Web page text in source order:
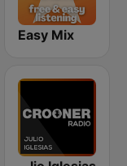
Easy Mix